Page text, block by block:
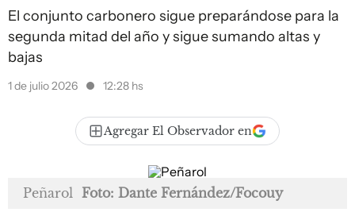
El conjunto carbonero sigue preparándose para la
segunda mitad del año y sigue sumando altas y
bajas
1 de julio 2026 12:28 hs
Agregar El Observador en
Peñarol Foto: Dante Fernández/Focouy